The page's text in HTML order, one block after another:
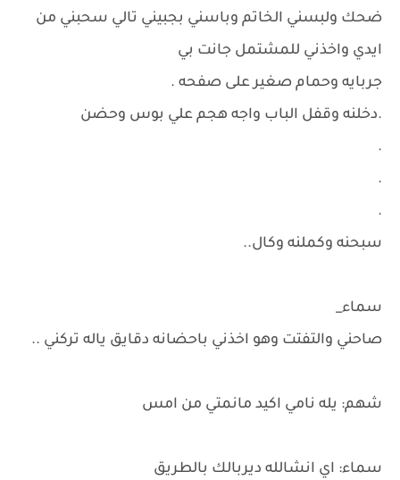
ضحك ولبسني الخاتم وباسني بجبيني تالي سحبني من
ايدي واخذني للمشتمل جانت بي
جربايه وحمام صغير على صفحه .
.دخلنه وقفل الباب واجه هجم علي بوس وحضن
.
.
.
سبحنه وكملنه وكال..
سماء_
صاحني والتفتت وهو اخذني باحضانه دقايق ياله تركني ..
شهم: يله نامي اكيد مانمتي من امس
سماء: اي انشالله ديربالك بالطريق